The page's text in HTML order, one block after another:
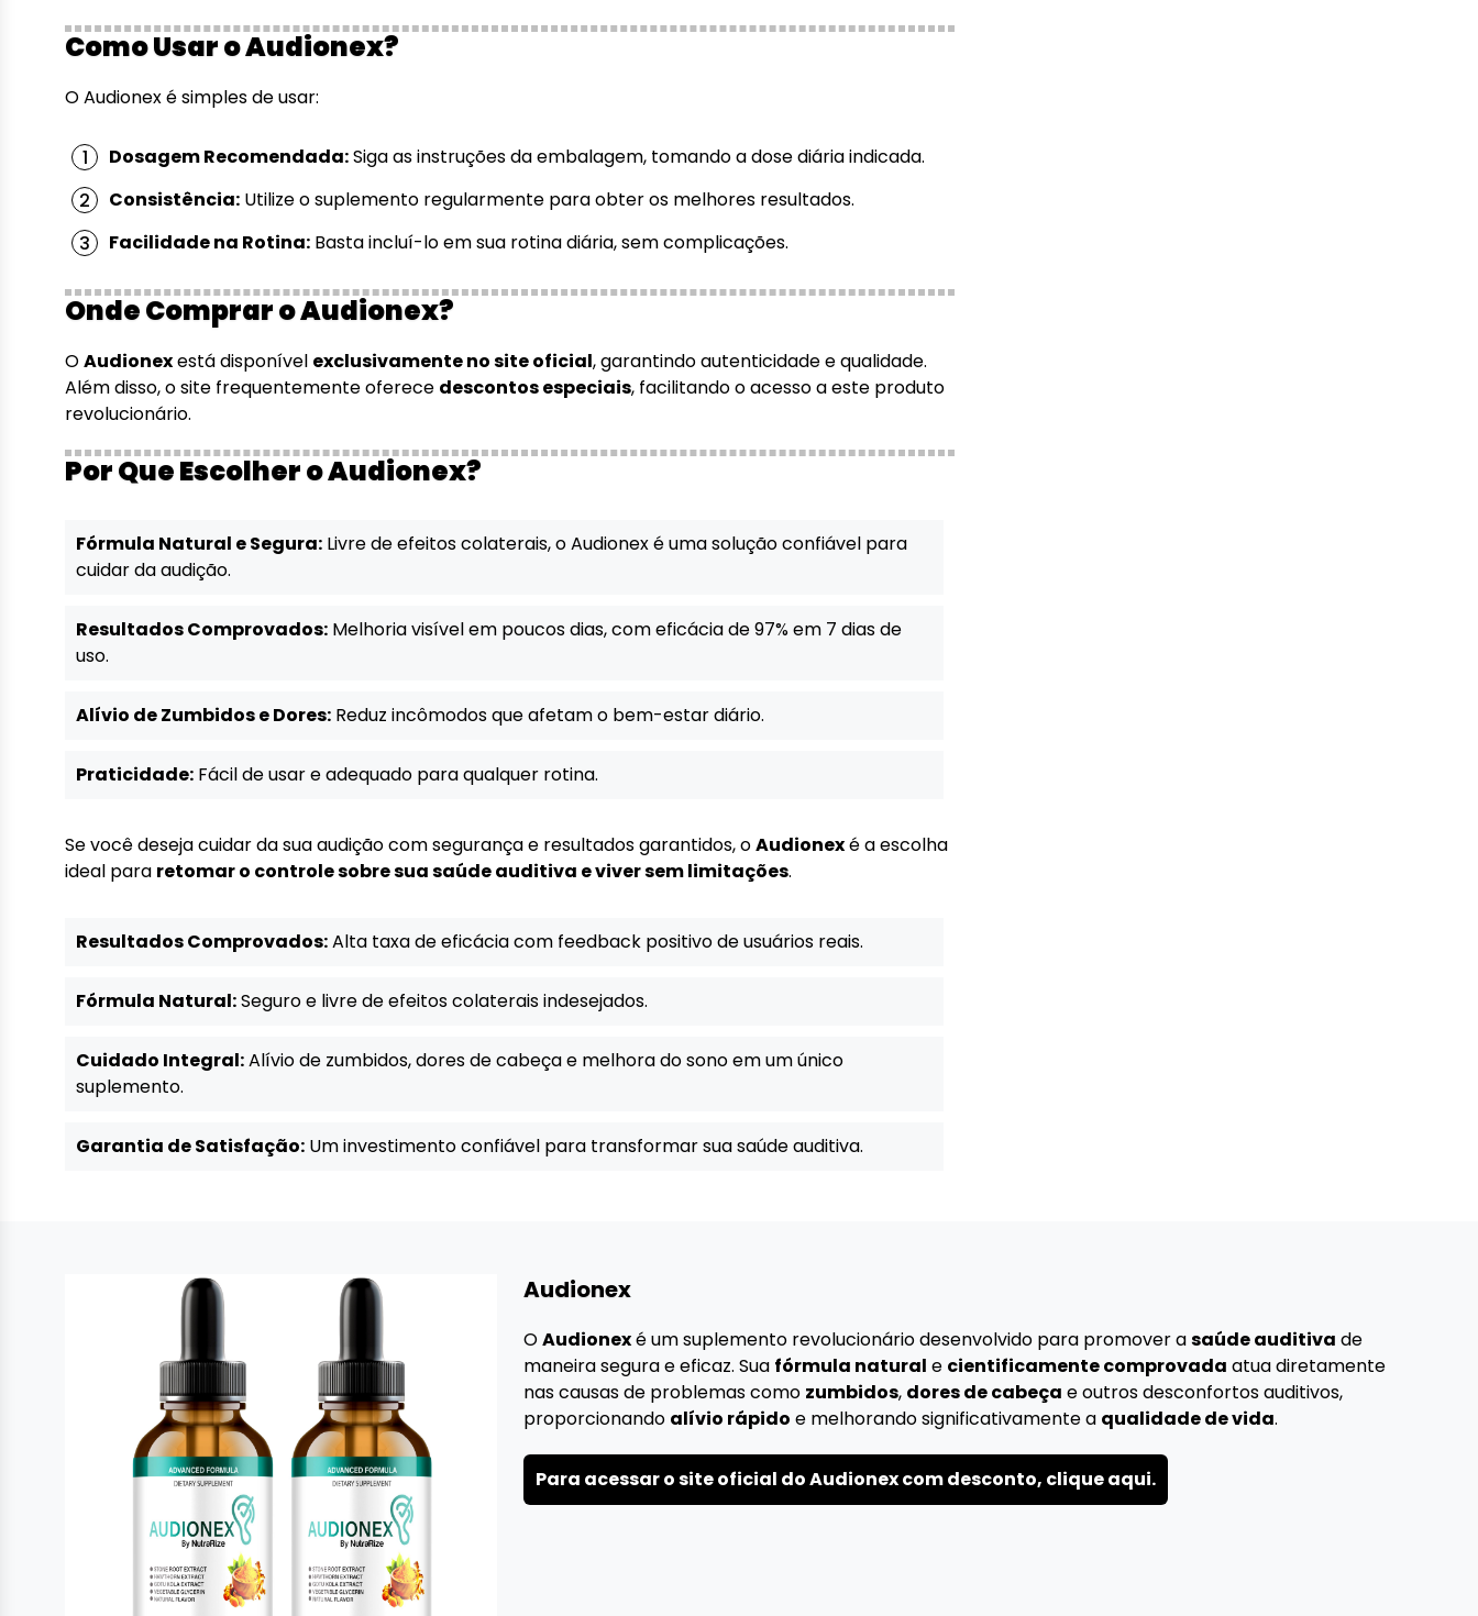
Como Usar o Audionex?
O Audionex é simples de usar:
Dosagem Recomendada:Siga as instruções da embalagem, tomando a dose diária indicada.
Consistência: Utilize o suplemento regularmente para obter os melhores resultados.
Facilidade na Rotina: Basta incluí-lo em sua rotina diária, sem complicações.
Onde Comprar o Audionex?
OAudionexestá disponível exclusivamente no site oficial, garantindo autenticidade e qualidade.
Além disso, o site frequentemente oferece descontos especiais, facilitando o acesso a este produto
revolucionário.
Por Que Escolher o Audionex?
Fórmula Natural e Segura: Livre de efeitos colaterais, o Audionex é uma solução confiável para
cuidar da audição.
Resultados Comprovados: Melhoria visível em poucos dias, com eficácia de 97% em 7 dias de
uso.
Alívio de Zumbidos e Dores: Reduz incômodos que afetam o bem-estar diário.
Praticidade: Fácil de usar e adequado para qualquer rotina.
Se você deseja cuidar da sua audição com segurança e resultados garantidos, oAudionexé a escolha
ideal para retomar o controle sobre sua saúde auditiva e viver sem limitações.
Resultados Comprovados:Alta taxa de eficácia com feedback positivo de usuários reais.
Fórmula Natural:Seguro e livre de efeitos colaterais indesejados.
Cuidado Integral:Alívio de zumbidos, dores de cabeça e melhora do sono em um único
suplemento.
Garantia de Satisfação: Um investimento confiável para transformar sua saúde auditiva.
Audionex
OAudionexé um suplemento revolucionário desenvolvido para promover asaúde auditiva de
maneira segura e eficaz. Sua fórmula natural e cientificamente comprovada atua diretamente
nas causas de problemas como zumbidos, dores de cabeça e outros desconfortos auditivos,
proporcionando alívio rápido e melhorando significativamente a qualidade de vida.
Para acessar o site oficial do Audionex com desconto, clique aqui.